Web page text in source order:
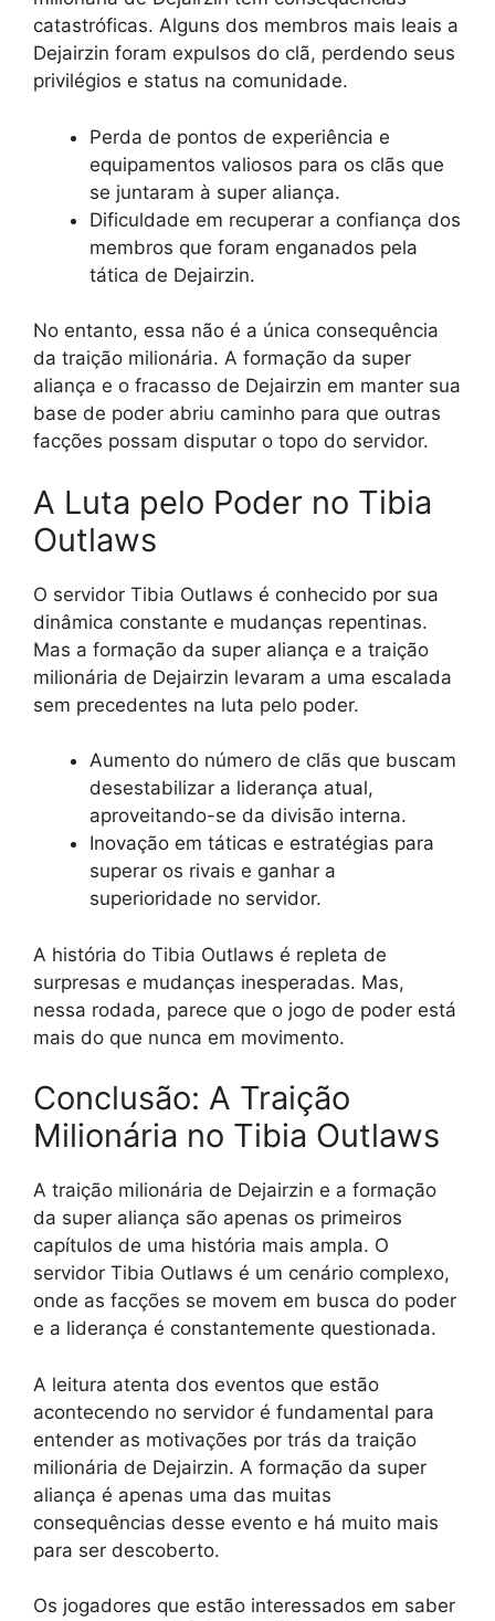
catastróficas. Alguns dos membros mais leais a
Dejairzin foram expulsos do clã, perdendo seus
privilégios e status na comunidade.
Perda de pontos de experiência e
equipamentos valiosos para os clãs que
se juntaram à super aliança.
Dificuldade em recuperar a confiança dos
membros que foram enganados pela
tática de Dejairzin.
No entanto, essa não é a única consequência
da traição milionária. A formação da super
aliança e o fracasso de Dejairzin em manter sua
base de poder abriu caminho para que outras
facções possam disputar o topo do servidor.
A Luta pelo Poder no Tibia
Outlaws
O servidor Tibia Outlaws é conhecido por sua
dinâmica constante e mudanças repentinas.
Mas a formação da super aliança e a traição
milionária de Dejairzin levaram a uma escalada
sem precedentes na luta pelo poder.
Aumento do número de clãs que buscam
desestabilizar a liderança atual,
aproveitando-se da divisão interna.
Inovação em táticas e estratégias para
superar os rivais e ganhar a
superioridade no servidor.
A história do Tibia Outlaws é repleta de
surpresas e mudanças inesperadas. Mas,
nessa rodada, parece que o jogo de poder está
mais do que nunca em movimento.
Conclusão: A Traição
Milionária no Tibia Outlaws
A traição milionária de Dejairzin e a formação
da super aliança são apenas os primeiros
capítulos de uma história mais ampla. O
servidor Tibia Outlaws é um cenário complexo,
onde as facções se movem em busca do poder
e a liderança é constantemente questionada.
A leitura atenta dos eventos que estão
acontecendo no servidor é fundamental para
entender as motivações por trás da traição
milionária de Dejairzin. A formação da super
aliança é apenas uma das muitas
consequências desse evento e há muito mais
para ser descoberto.
Os jogadores que estão interessados em saber